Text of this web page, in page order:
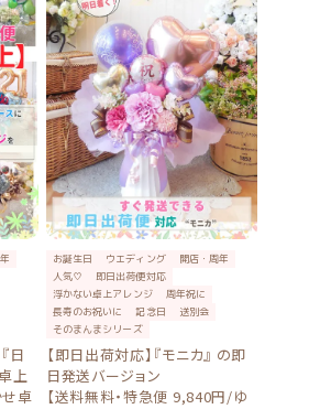
日
上
卓
お誕生日 ウエディング
開店・周年
人気♡
即日出荷便対応
浮かない卓上アレンジ
周年祝に
長寿のお祝いに
記念日
送別会
そのまんまシリーズ
【即日出荷対応】『モニカ』 の即
日発送バージョン
【送料無料・特急便 9,840円/ゆ